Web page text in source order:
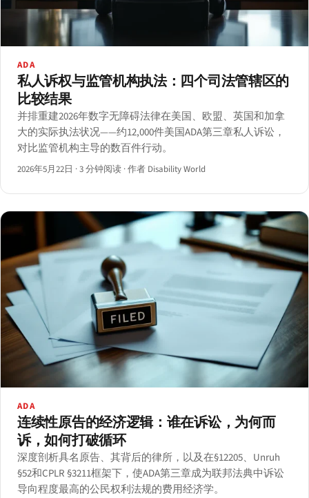
ADA
私人诉权与监管机构执法：四个司法管辖区的
比较结果
并排重建2026年数字无障碍法律在美国、欧盟、英国和加拿
大的实际执法状况——约12,000件美国ADA第三章私人诉讼，
对比监管机构主导的数百件行动。
2026年5月22日 ·3 分钟阅读 ·作者 Disability World
ADA
连续性原告的经济逻辑：谁在诉讼，为何而
诉，如何打破循环
深度剖析具名原告、其背后的律所，以及在§12205、Unruh
§52和CPLR §3211框架下，使ADA第三章成为联邦法典中诉讼
导向程度最高的公民权利法规的费用经济学。